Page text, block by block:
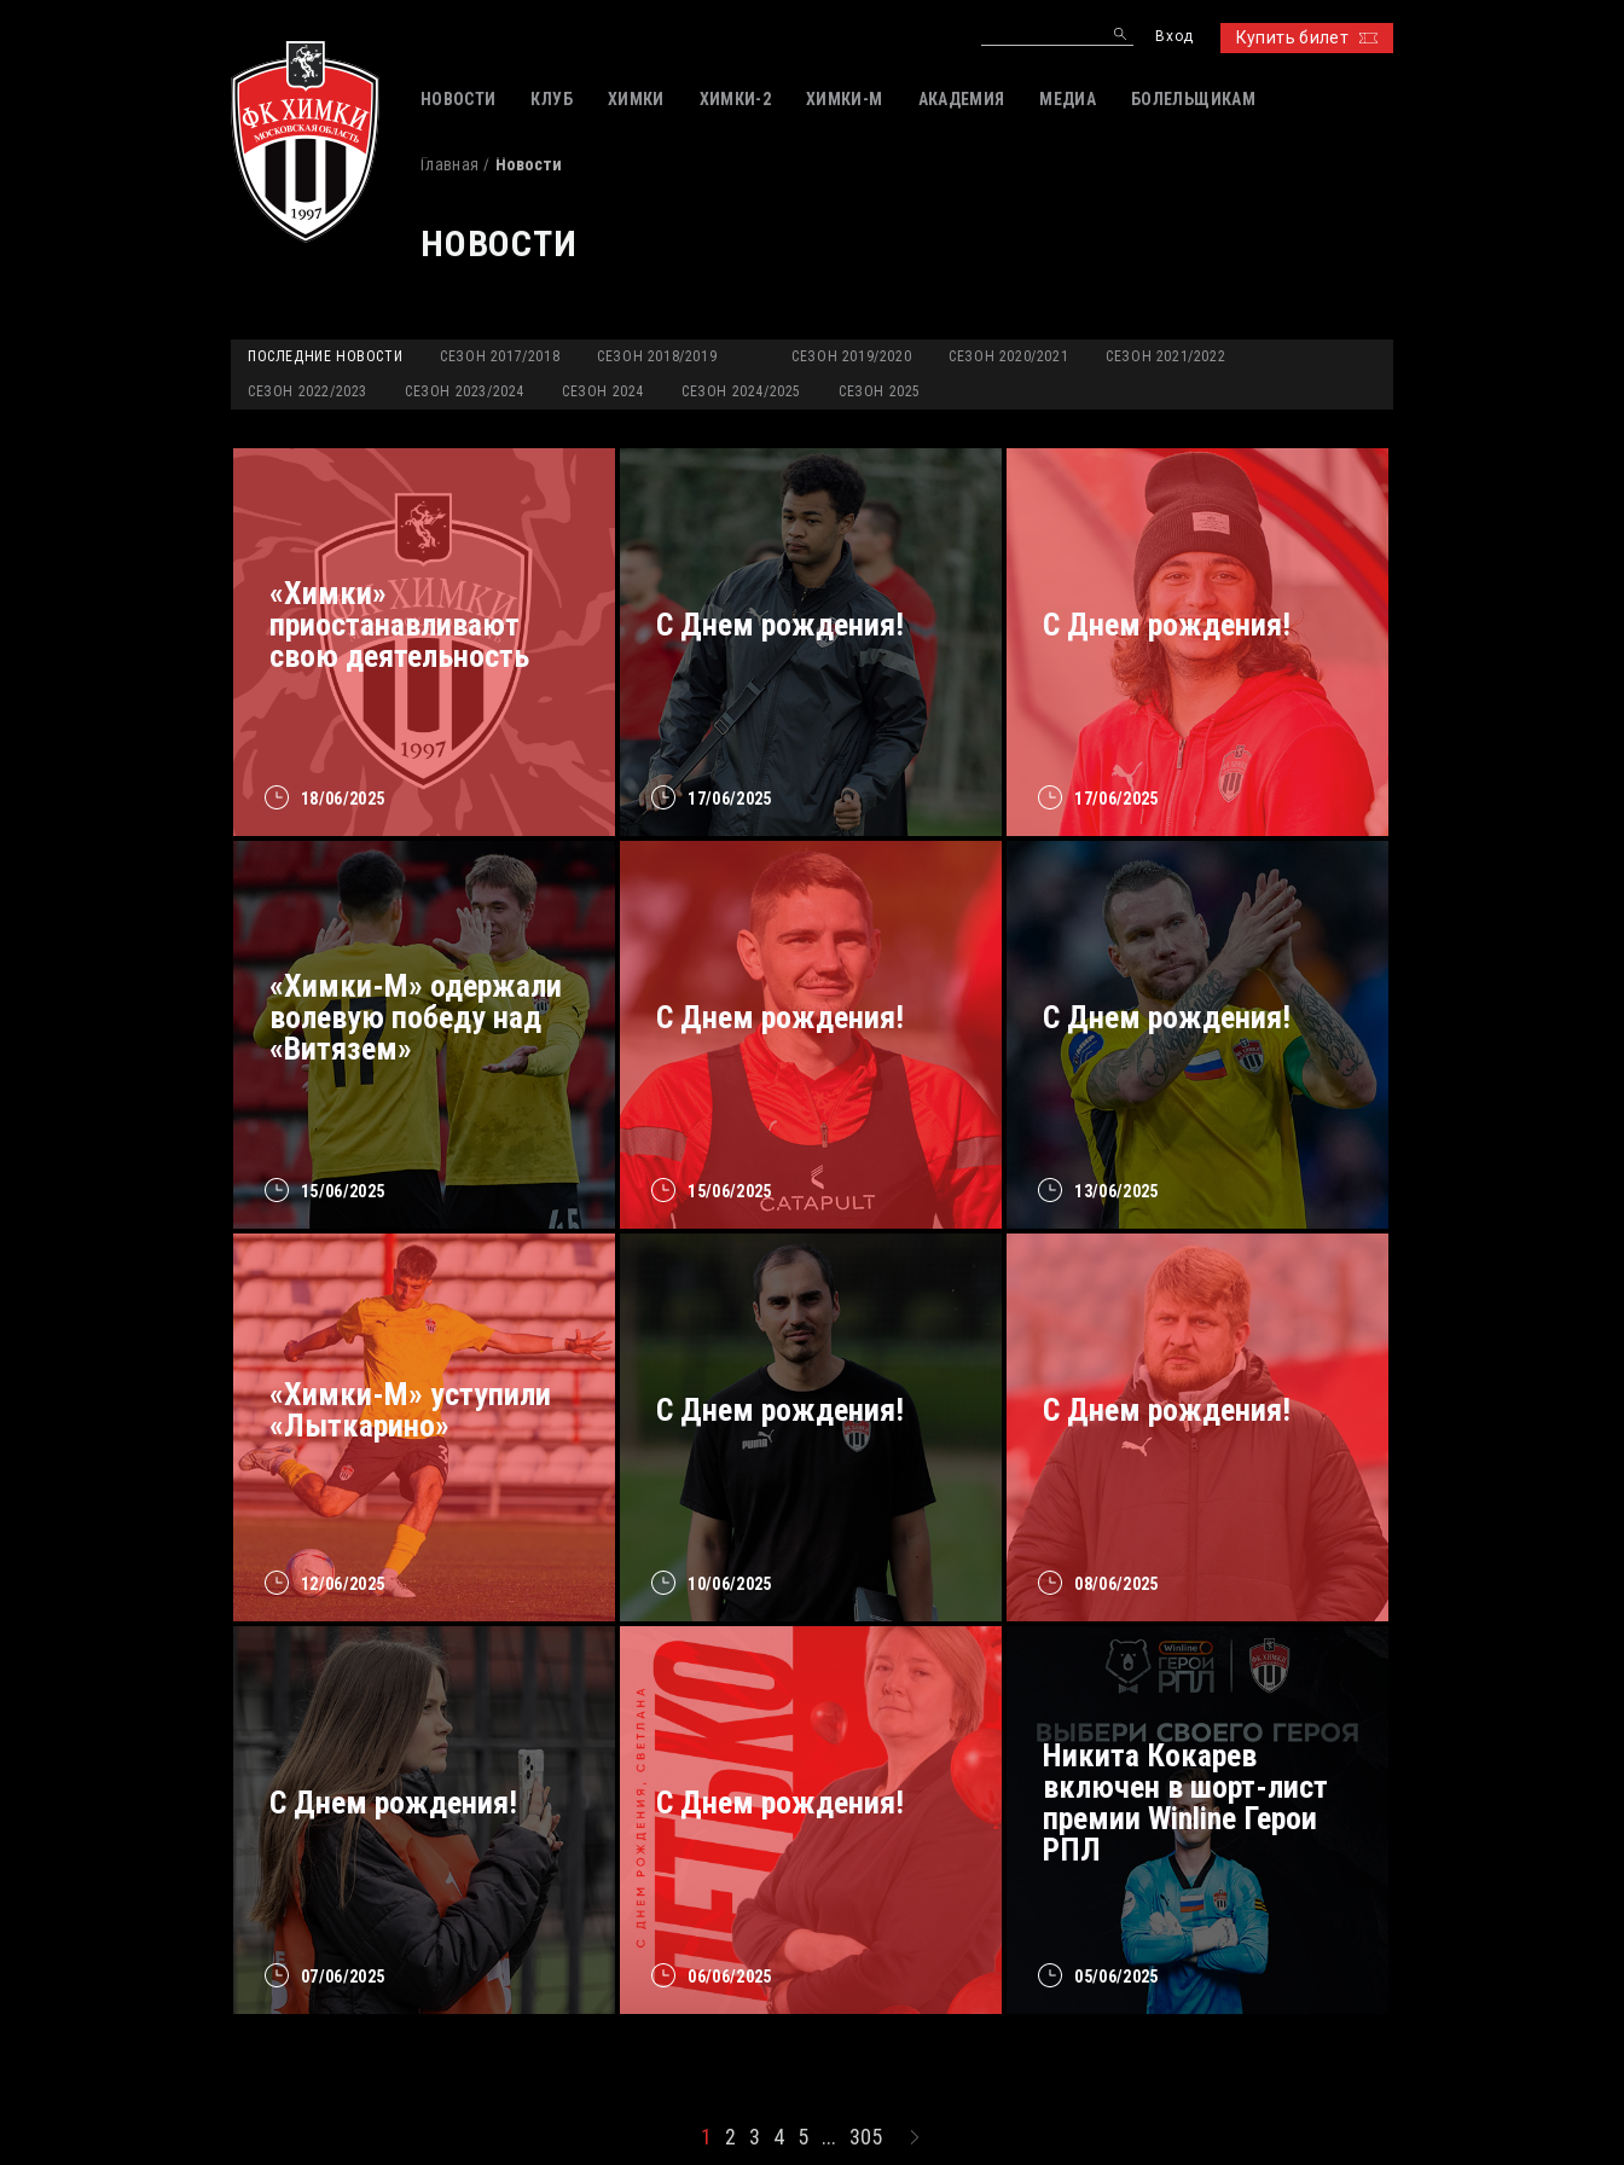
Купить билет
Вход
НОВОСТИ КЛУБ ХИМКИ ХИМКИ-2 ХИМКИ-M АКАДЕМИЯ МЕДИА БОЛЕЛЬЩИКАМ
Главная Новости
НОВОСТИ
ПОСЛЕДНИЕ НОВОСТИ СЕЗОН 2017/2018 СЕЗОН 2018/2019 СЕЗОН 2019/2020 СЕЗОН 2020/2021 СЕЗОН 2021/2022
СЕЗОН 2022/2023 СЕЗОН 2023/2024 СЕЗОН 2024 СЕЗОН 2024/2025 СЕЗОН 2025
18/06/2025
«Химки»
приостанавливают
свою деятельность
17/06/2025
С Днем рождения!
17/06/2025
С Днем рождения!
15/06/2025
«Химки-М» одержали
волевую победу над
«Витязем»
15/06/2025
С Днем рождения!
13/06/2025
C Днем рождения!
12/06/2025
«Химки-М» уступили
«Лыткарино»
10/06/2025
С Днем рождения!
08/06/2025
C Днем рождения!
07/06/2025
С Днем рождения!
06/06/2025
С Днем рождения!
05/06/2025
Никита Кокарев
включен в шорт-лист
премии Winline Герои
РПЛ
1 2 3 4 5 ... 305